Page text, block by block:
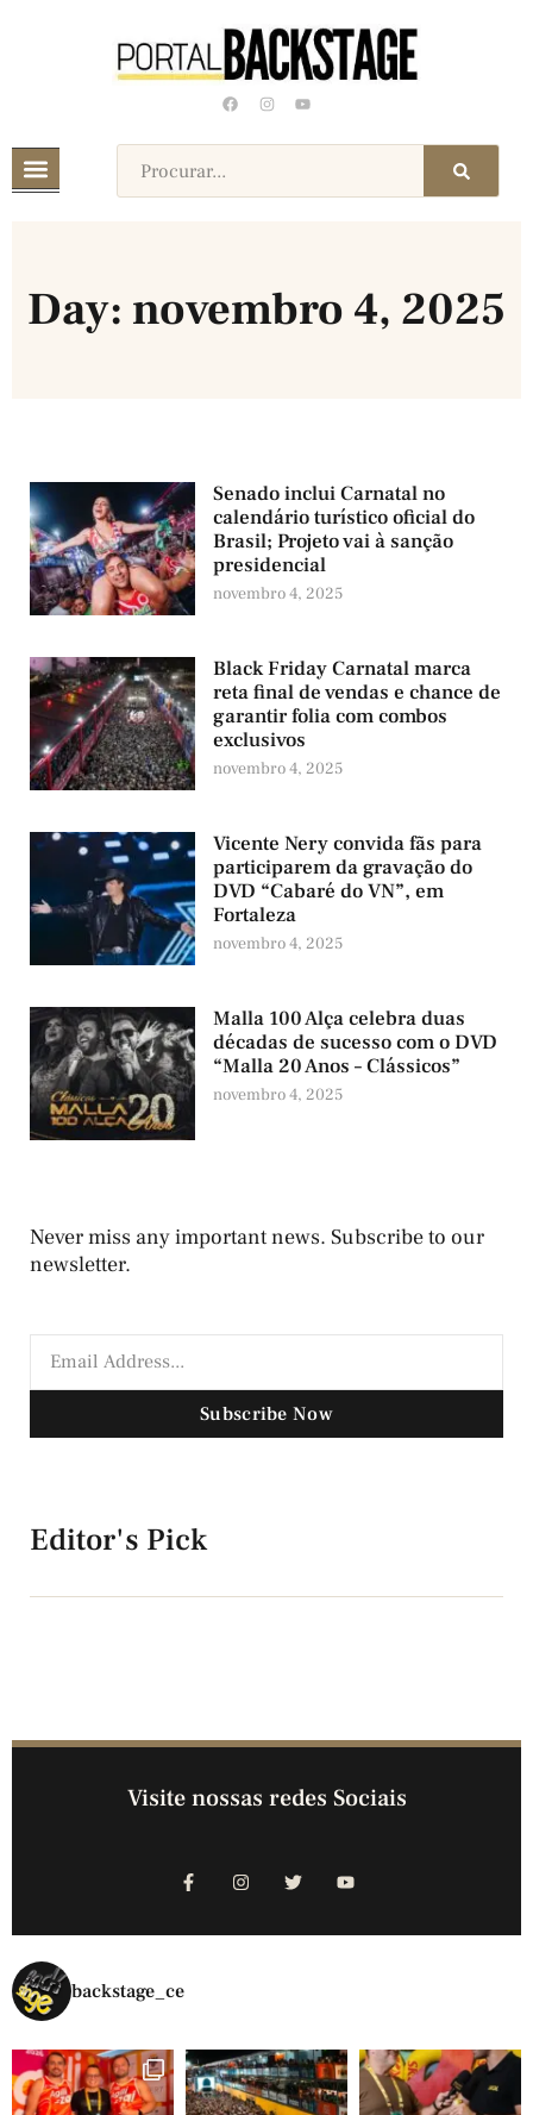
Day: novembro 4, 2025
Senado inclui Carnatal no
calendário turístico oficial do
Brasil; Projeto vai à sanção
presidencial
novembro 4, 2025
Black Friday Carnatal marca
reta final de vendas e chance de
garantir folia com combos
exclusivos
novembro 4, 2025
Vicente Nery convida fãs para
participarem da gravação do
DVD “Cabaré do VN”, em
Fortaleza
novembro 4, 2025
Malla 100 Alça celebra duas
décadas de sucesso com o DVD
“Malla 20 Anos – Clássicos”
novembro 4, 2025
Never miss any important news. Subscribe to our
newsletter.
Subscribe Now
Editor's Pick
Visite nossas redes Sociais
backstage_ce